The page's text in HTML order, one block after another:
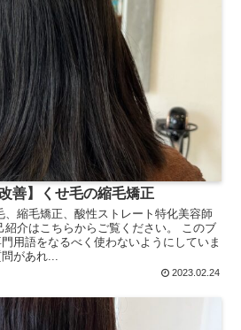
善】くせ毛の縮毛矯正
、縮毛矯正、酸性ストレート特化美容師
紹介はこちらからご覧ください。 このブ
用語をなるべく使わないようにしていま
があれ...
2023.02.24